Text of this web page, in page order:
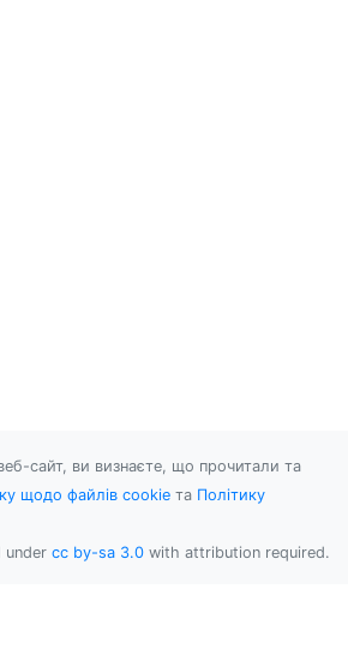
сайт, ви визнаєте, що прочитали та
щодо файлів cookie та Політику
under cc by-sa 3.0 with attribution required.